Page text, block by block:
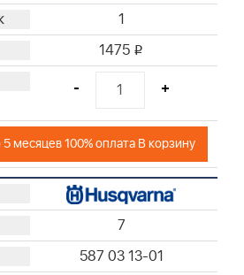
1
1475 i
- +
месяцев 100% оплата В корзину
7
587 03 13-01